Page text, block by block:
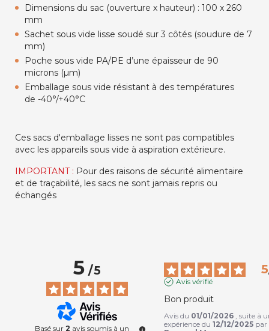
Dimensions du sac (ouverture x hauteur) : 100 x 260
mm
Sachet sous vide lisse soudé sur 3 côtés (soudure de 7
mm)
Poche sous vide PA/PE d’une épaisseur de 90
microns (µm)
Emballage sous vide résistant à des températures
de -40°/+40°C
Ces sacs d'emballage lisses ne sont pas compatibles
avec les appareils sous vide à aspiration extérieure.
IMPORTANT : Pour des raisons de sécurité alimentaire
et de traçabilité, les sacs ne sont jamais repris ou
échangés
5/5
Basé sur 2 avis soumis à un
5
Avis vérifié
Bon produit
Avis du 01/01/2026 , suite à
expérience du12/12/2025 par